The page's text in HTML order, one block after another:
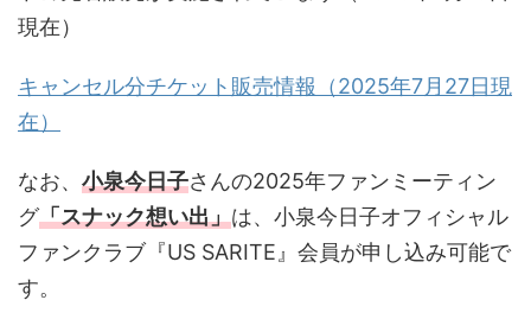
現在）
キャンセル分チケット販売情報（2025年7月27日現
在）
なお、 小泉今日子さんの2025年ファンミーティン
グ「スナック想い出」は、小泉今日子オフィシャル
ファンクラブ『US SARITE』会員が申し込み可能で
す。